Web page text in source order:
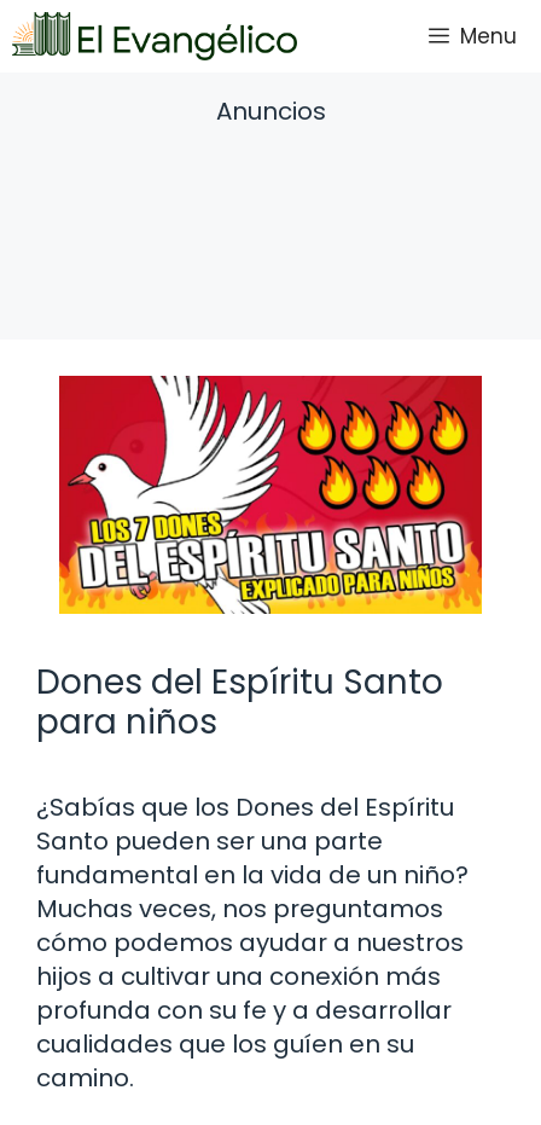
Saltar
al
Menu
Anuncios
Dones del Espíritu Santo
para niños
¿Sabías que los Dones del Espíritu
Santo pueden ser una parte
fundamental en la vida de un niño?
Muchas veces, nos preguntamos
cómo podemos ayudar a nuestros
hijos a cultivar una conexión más
profunda con su fe y a desarrollar
cualidades que los guíen en su
camino.